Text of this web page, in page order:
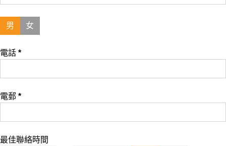
男 女
電話 *
電郵 *
最佳聯絡時間